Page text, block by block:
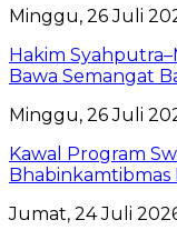
Minggu, 26 Juli
Hakim
Bawa Semangat
Minggu, 26 Juli
Kawal Program
Bhabinkamtibmas
Jumat, 24 Juli 2026